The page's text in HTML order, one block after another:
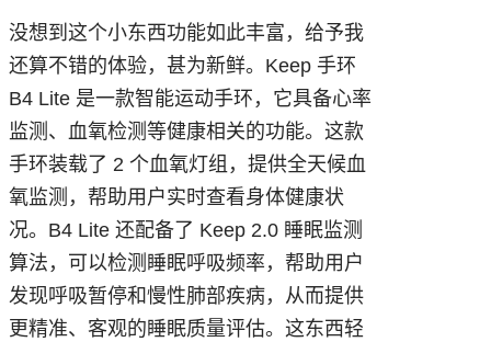
没想到这个小东西功能如此丰富，给予我
还算不错的体验，甚为新鲜。Keep 手环
B4 Lite 是一款智能运动手环，它具备心率
监测、血氧检测等健康相关的功能。这款
手环装载了 2 个血氧灯组，提供全天候血
氧监测，帮助用户实时查看身体健康状
况。B4 Lite 还配备了 Keep 2.0 睡眠监测
算法，可以检测睡眠呼吸频率，帮助用户
发现呼吸暂停和慢性肺部疾病，从而提供
更精准、客观的睡眠质量评估。这东西轻